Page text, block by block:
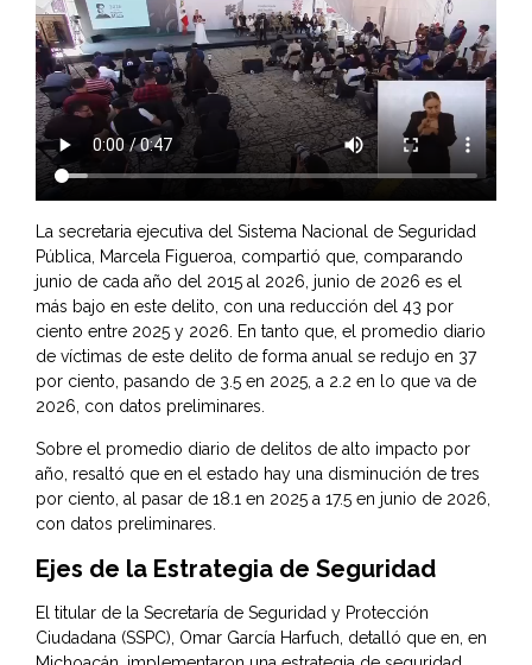
La secretaria ejecutiva del Sistema Nacional de Seguridad
Pública, Marcela Figueroa, compartió que, comparando
junio de cada año del 2015 al 2026, junio de 2026 es el
más bajo en este delito, con una reducción del 43 por
ciento entre 2025 y 2026. En tanto que, el promedio diario
de víctimas de este delito de forma anual se redujo en 37
por ciento, pasando de 3.5 en 2025, a 2.2 en lo que va de
2026, con datos preliminares.
Sobre el promedio diario de delitos de alto impacto por
año, resaltó que en el estado hay una disminución de tres
por ciento, al pasar de 18.1 en 2025 a 17.5 en junio de 2026,
con datos preliminares.
Ejes de la Estrategia de Seguridad
El titular de la Secretaría de Seguridad y Protección
Ciudadana (SSPC), Omar García Harfuch , detalló que en, en